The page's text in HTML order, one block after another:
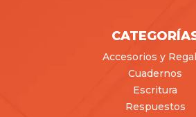
Accesorios y
Cuadernos
Escritura
Respuestos